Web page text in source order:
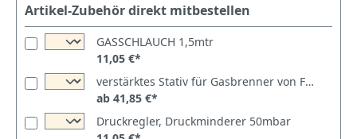
Artikel-Zubehör direkt mitbestellen
GASSCHLAUCH 1,5mtr
11,05 €*
verstärktes Stativ für Gasbrenner von Flames/Optimgas
ab 41,85 €*
Druckregler, Druckminderer 50mbar